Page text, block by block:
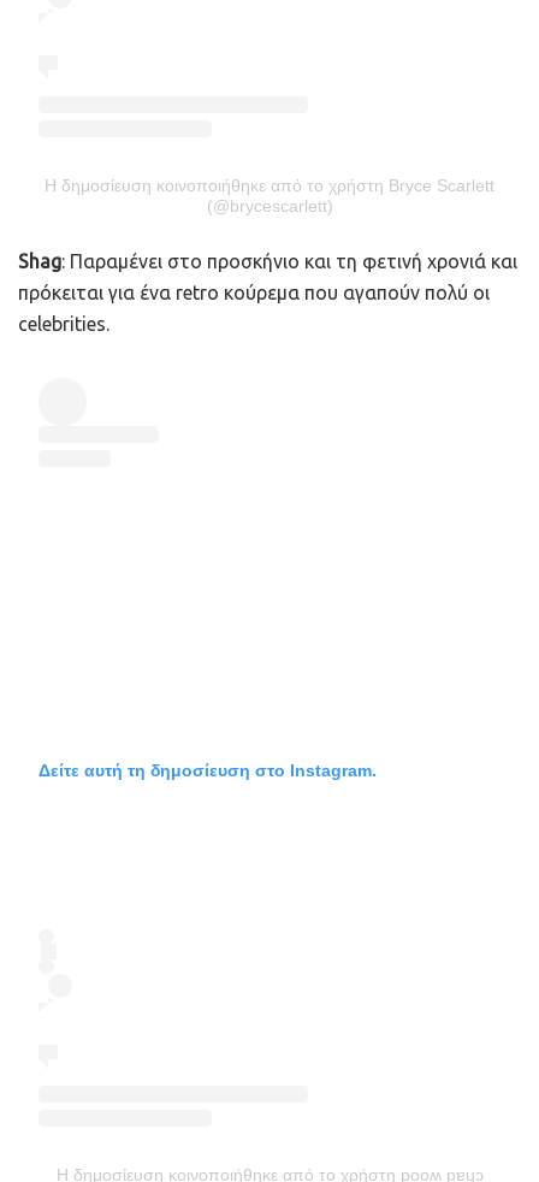
Η δημοσίευση κοινοποιήθηκε από το χρήστη Bryce Scarlett
(@brycescarlett)
Shag: Παραμένει στο προσκήνιο και τη φετινή χρονιά και
πρόκειται για ένα retro κούρεμα που αγαπούν πολύ οι
celebrities.
Δείτε αυτή τη δημοσίευση στο Instagram.
Η δημοσίευση κοινοποιήθηκε από το χρήστη pooʍ pɐɥɔ